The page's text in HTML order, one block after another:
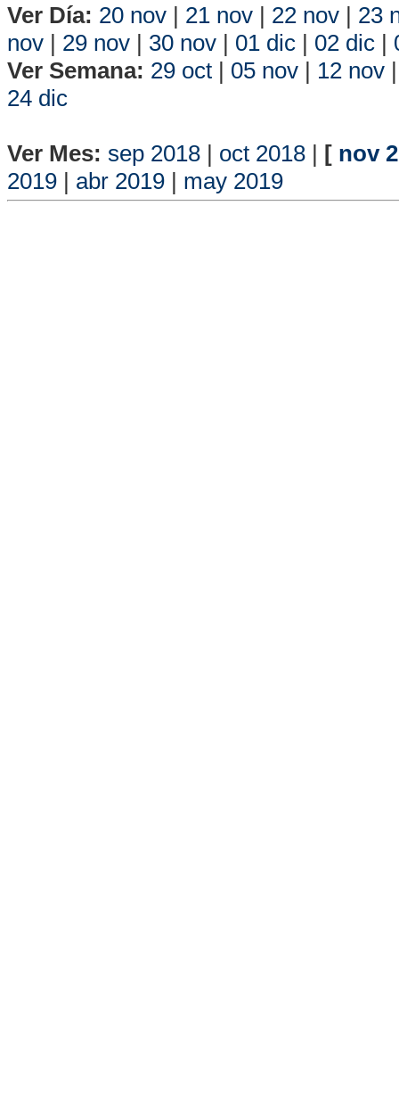
Ver Día: 20 nov | 21 nov | 22 nov | 23
nov | 29 nov | 30 nov | 01 dic | 02 dic |
Ver Semana: 29 oct | 05 nov | 12 nov
24 dic
Ver Mes: sep 2018 | oct 2018 | [ nov
2019 | abr 2019 | may 2019